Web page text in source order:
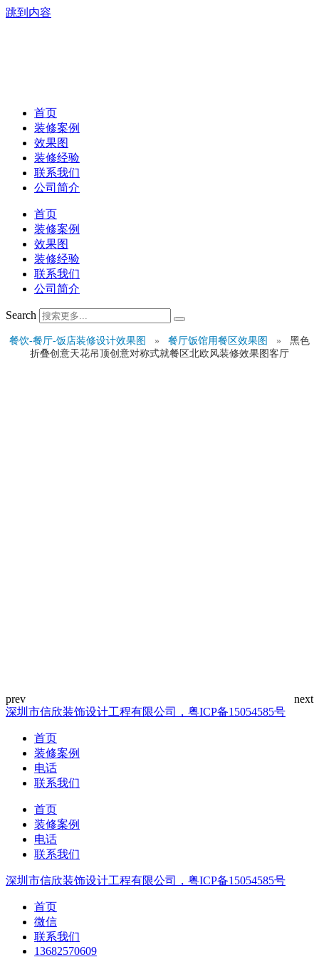
跳到内容
首页
装修案例
效果图
装修经验
联系我们
公司简介
首页
装修案例
效果图
装修经验
联系我们
公司简介
Search
餐饮-餐厅-饭店装修设计效果图 » 餐厅饭馆用餐区效果图 »
黑色
折叠创意天花吊顶创意对称式就餐区北欧风装修效果图客厅
深圳市信欣装饰设计工程有限公司，粤ICP备15054585号
首页
装修案例
电话
联系我们
首页
装修案例
电话
联系我们
深圳市信欣装饰设计工程有限公司，粤ICP备15054585号
首页
微信
联系我们
13682570609